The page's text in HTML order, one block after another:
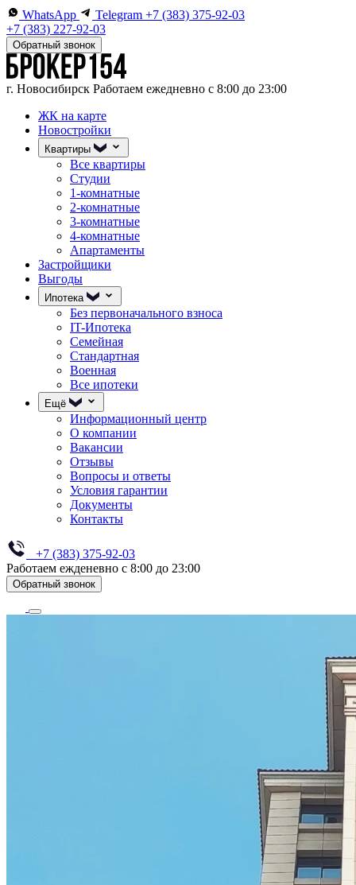
WhatsApp Telegram +7 (383) 375-92-03
+7 (383) 227-92-03
Обратный звонок
г. Новосибирск Работаем ежедневно с 8:00 до 23:00
ЖК на карте
Новостройки
Квартиры
Все квартиры
Студии
1-комнатные
2-комнатные
3-комнатные
4-комнатные
Апартаменты
Застройщики
Выгоды
Ипотека
Без первоначального взноса
IT-Ипотека
Семейная
Стандартная
Военная
Все ипотеки
Ещё
Информационный центр
О компании
Вакансии
Отзывы
Вопросы и ответы
Условия гарантии
Документы
Контакты
+7 (383) 375-92-03
Работаем ежденевно с 8:00 до 23:00
Обратный звонок